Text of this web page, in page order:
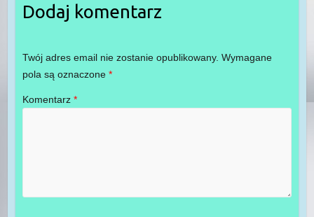
Dodaj komentarz
Twój adres email nie zostanie opublikowany. Wymagane
pola są oznaczone *
Komentarz *